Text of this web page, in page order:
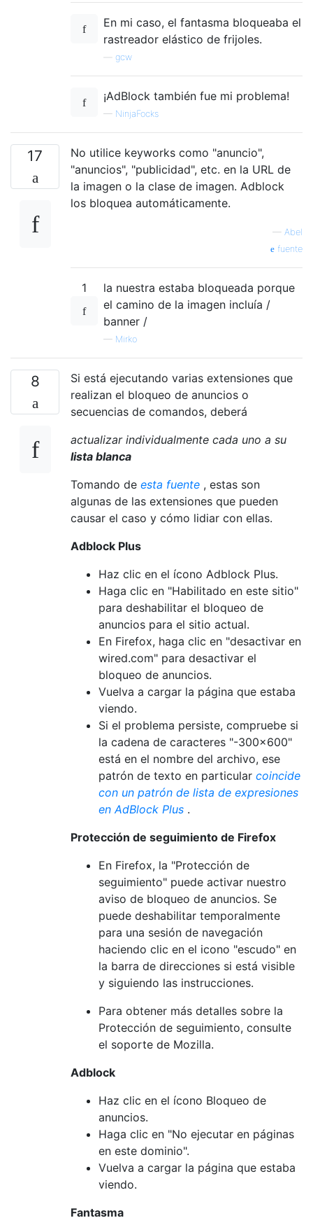
En mi caso, el fantasma bloqueaba el
rastreador elástico de frijoles.
gcw
¡AdBlock también fue mi problema!
— NinjaFocks
17
No utilice keyworks como "anuncio",
"anuncios", "publicidad", etc. en la URL de
la imagen o la clase de imagen. Adblock
los bloquea automáticamente.
— Abel
fuente
1
la nuestra estaba bloqueada porque
el camino de la imagen incluía /
banner /
— Mirko
8
Si está ejecutando varias extensiones que
realizan el bloqueo de anuncios o
secuencias de comandos, deberá
actualizar individualmente cada uno a su
lista blanca
Tomando de esta fuente , estas son
algunas de las extensiones que pueden
causar el caso y cómo lidiar con ellas.
Adblock Plus
Haz clic en el ícono Adblock Plus.
Haga clic en "Habilitado en este sitio"
para deshabilitar el bloqueo de
anuncios para el sitio actual.
En Firefox, haga clic en "desactivar en
wired.com" para desactivar el
bloqueo de anuncios.
Vuelva a cargar la página que estaba
viendo.
Si el problema persiste, compruebe si
la cadena de caracteres "-300x600"
está en el nombre del archivo, ese
patrón de texto en particular coincide
con un patrón de lista de expresiones
en AdBlock Plus .
Protección de seguimiento de Firefox
En Firefox, la "Protección de
seguimiento" puede activar nuestro
aviso de bloqueo de anuncios. Se
puede deshabilitar temporalmente
para una sesión de navegación
haciendo clic en el icono "escudo" en
la barra de direcciones si está visible
y siguiendo las instrucciones.
Para obtener más detalles sobre la
Protección de seguimiento, consulte
el soporte de Mozilla.
Adblock
Haz clic en el ícono Bloqueo de
anuncios.
Haga clic en "No ejecutar en páginas
en este dominio".
Vuelva a cargar la página que estaba
viendo.
Fantasma